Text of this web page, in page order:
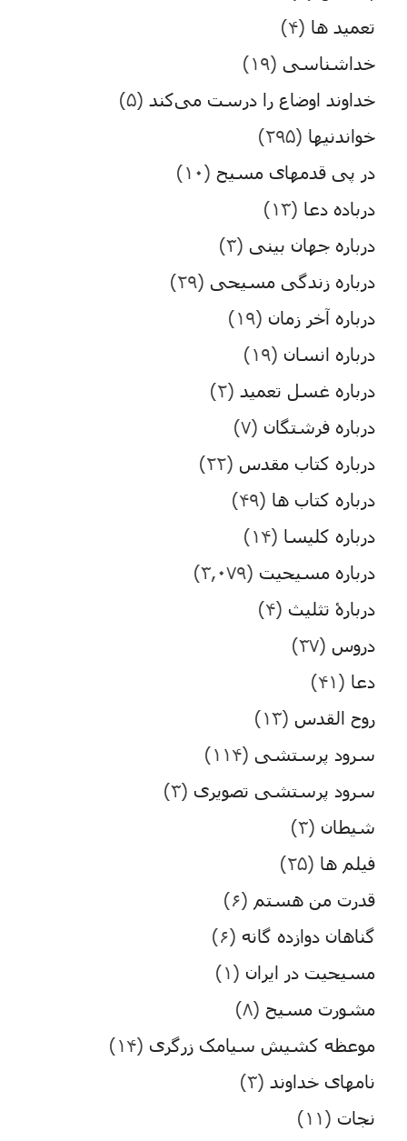
تعمید ها (۴)
خداشناسی (۱۹)
خداوند اوضاع را درست می‌کند (۵)
خواندنیها (۲۹۵)
در پی قدمهای مسیح (۱۰)
درباده دعا (۱۳)
درباره جهان بینی (۳)
درباره زندگی مسیحی (۲۹)
درباره آخر زمان (۱۹)
درباره انسان (۱۹)
درباره غسل تعمید (۲)
درباره فرشتگان (۷)
درباره کتاب مقدس (۲۲)
درباره کتاب ها (۴۹)
درباره کلیسا (۱۴)
درباره مسیحیت (۳,۰۷۹)
دربارۀ تثلیث (۴)
دروس (۳۷)
دعا (۴۱)
روح القدس (۱۳)
سرود پرستشی (۱۱۴)
سرود پرستشی تصویری (۳)
شیطان (۳)
فیلم ها (۲۵)
قدرت من هستم (۶)
گناهان دوازده گانه (۶)
مسیحیت در ایران (۱)
مشورت مسیح (۸)
موعظه کشیش سیامک زرگری (۱۴)
نامهای خداوند (۳)
نجات (۱۱)